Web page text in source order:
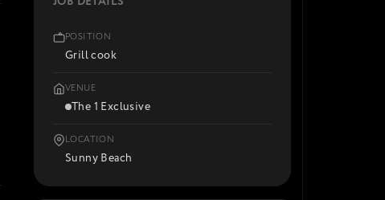
POSITION
Grill cook
VENUE
The 1 Exclusive
LOCATION
Sunny Beach